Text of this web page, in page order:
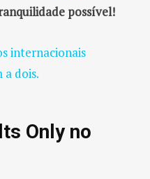
possível!
internacionais
a dois.
Only no